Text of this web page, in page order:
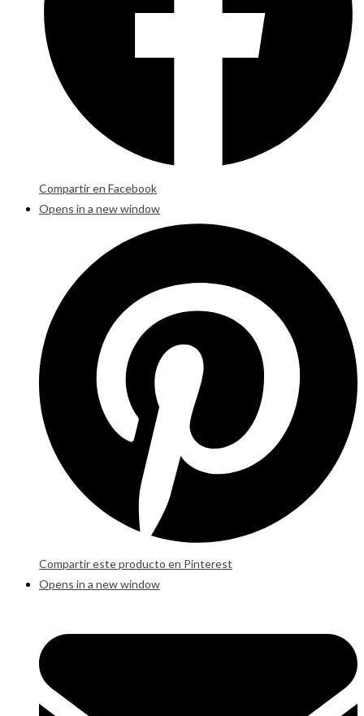
Compartir en Facebook
Opens in a new window
Compartir este producto en Pinterest
Opens in a new window